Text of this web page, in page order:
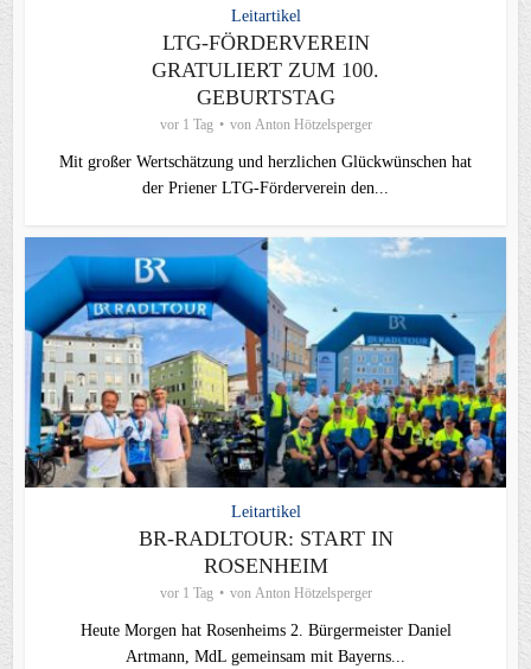
Leitartikel
LTG-FÖRDERVEREIN
GRATULIERT ZUM 100.
GEBURTSTAG
vor 1 Tag von Anton Hötzelsperger
Mit großer Wertschätzung und herzlichen Glückwünschen hat
der Priener LTG‑Förderverein den...
Leitartikel
BR-RADLTOUR: START IN
ROSENHEIM
vor 1 Tag von Anton Hötzelsperger
Heute Morgen hat Rosenheims 2. Bürgermeister Daniel
Artmann, MdL gemeinsam mit Bayerns...